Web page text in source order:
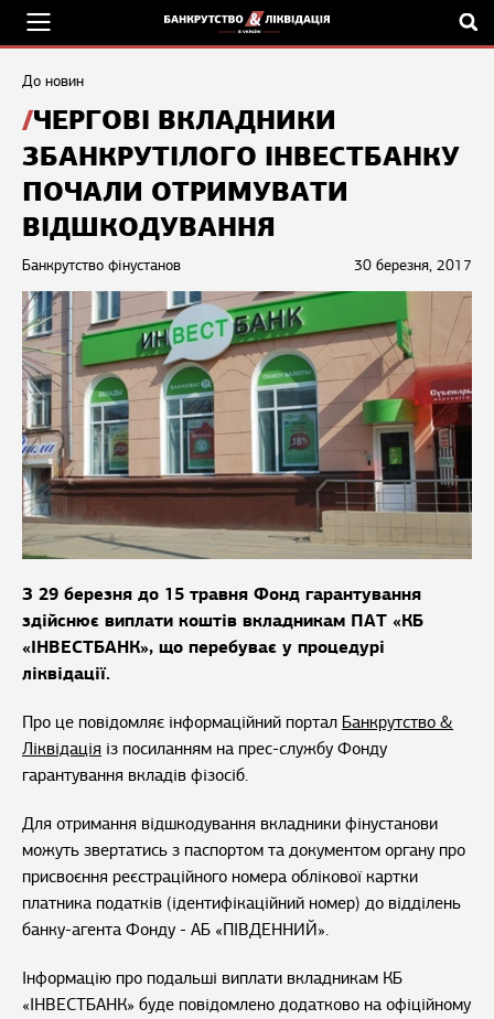
До новин
ЧЕРГОВІ ВКЛАДНИКИ
ЗБАНКРУТІЛОГО ІНВЕСТБАНКУ
ПОЧАЛИ ОТРИМУВАТИ
ВІДШКОДУВАННЯ
30 березня, 2017
Банкрутство фінустанов
З 29 березня до 15 травня Фонд гарантування
здійснює виплати коштів вкладникам ПАТ «КБ
«ІНВЕСТБАНК», що перебуває у процедурі
ліквідації.
Про це повідомляє інформаційний портал Банкрутство &
Ліквідація із посиланням на прес-службу Фонду
гарантування вкладів фізосіб.
Для отримання відшкодування вкладники фінустанови
можуть звертатись з паспортом та документом органу про
присвоєння реєстраційного номера облікової картки
платника податків (ідентифікаційний номер) до відділень
банку-агента Фонду - АБ «ПІВДЕННИЙ».
Інформацію про подальші виплати вкладникам КБ
«ІНВЕСТБАНК» буде повідомлено додатково на офіційному